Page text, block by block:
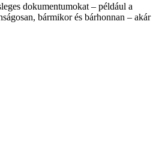
dokumentumokat – például a
bármikor és bárhonnan – akár